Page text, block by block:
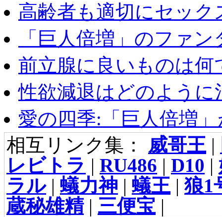
高齢者も適切にセック
「巨人倍増」のファ
前立腺に良いものは何
性欲減退はどのように
愛の四季:「巨人倍増
相互リンク集： 威哥王 |
レビトラ | RU486 | D10 |
ラル| 蟻力神 | 蟻王 |狼1
蔵秘雄精| 三便宝 |